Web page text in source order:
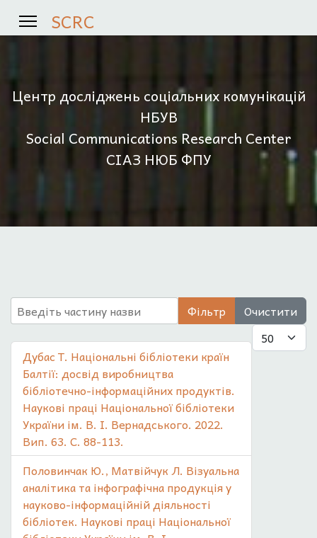
SCRC
Центр досліджень соціальних комунікацій
НБУВ
Social Communications Research Center
СІАЗ НЮБ ФПУ
Введіть частину назви Фільтр
Очистити
Показувати
Дубас Т. Національні бібліотеки країн
Балтії: досвід виробництва
бібліотечно-інформаційних продуктів.
Наукові праці Національної бібліотеки
України ім. В. І. Вернадського. 2022.
Вип. 63. С. 88-113.
Половинчак Ю., Матвійчук Л. Візуальна
аналітика та інфографічна продукція у
науково-інформаційній діяльності
бібліотек. Наукові праці Національної